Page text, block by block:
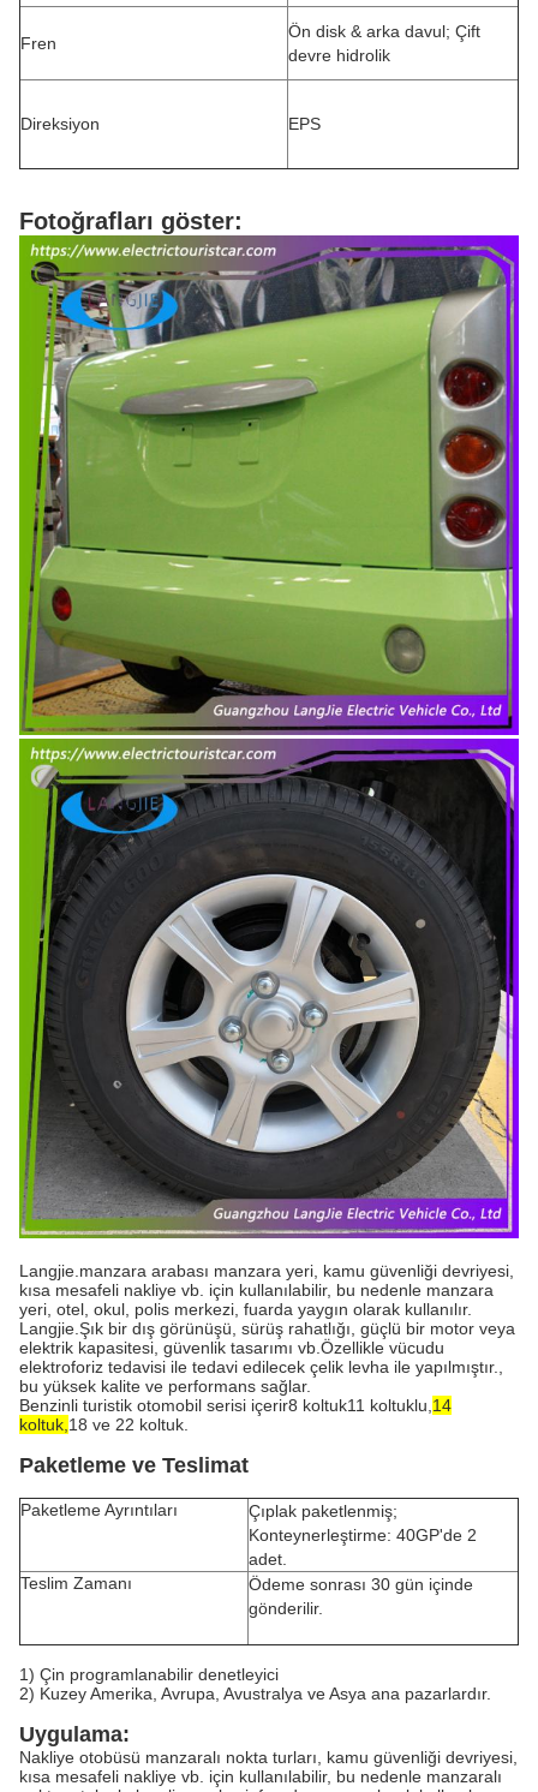
Fren
Ön disk & arka davul; Çift
devre hidrolik
Direksiyon EPS
Fotoğrafları göster:
Langjie. manzara arabası manzara yeri, kamu güvenliği devriyesi,
kısa mesafeli nakliye vb. için kullanılabilir, bu nedenle manzara
yeri, otel, okul, polis merkezi, fuarda yaygın olarak kullanılır.
Langjie. Şık bir dış görünüşü, sürüş rahatlığı, güçlü bir motor veya
elektrik kapasitesi, güvenlik tasarımı vb.Özellikle vücudu
elektroforiz tedavisi ile tedavi edilecek çelik levha ile yapılmıştır.,
bu yüksek kalite ve performans sağlar.
Benzinli turistik otomobil serisi içerir8 koltuk11 koltuklu, 14
koltuk, 18 ve 22 koltuk.
Paketleme ve Teslimat
Paketleme Ayrıntıları
Çıplak paketlenmiş;
Konteynerleştirme: 40GP'de 2
adet.
Teslim Zamanı
Ödeme sonrası 30 gün içinde
gönderilir.
1) Çin programlanabilir denetleyici
2) Kuzey Amerika, Avrupa, Avustralya ve Asya ana pazarlardır.
Uygulama:
Nakliye otobüsü manzaralı nokta turları, kamu güvenliği devriyesi,
kısa mesafeli nakliye vb. için kullanılabilir, bu nedenle manzaralı